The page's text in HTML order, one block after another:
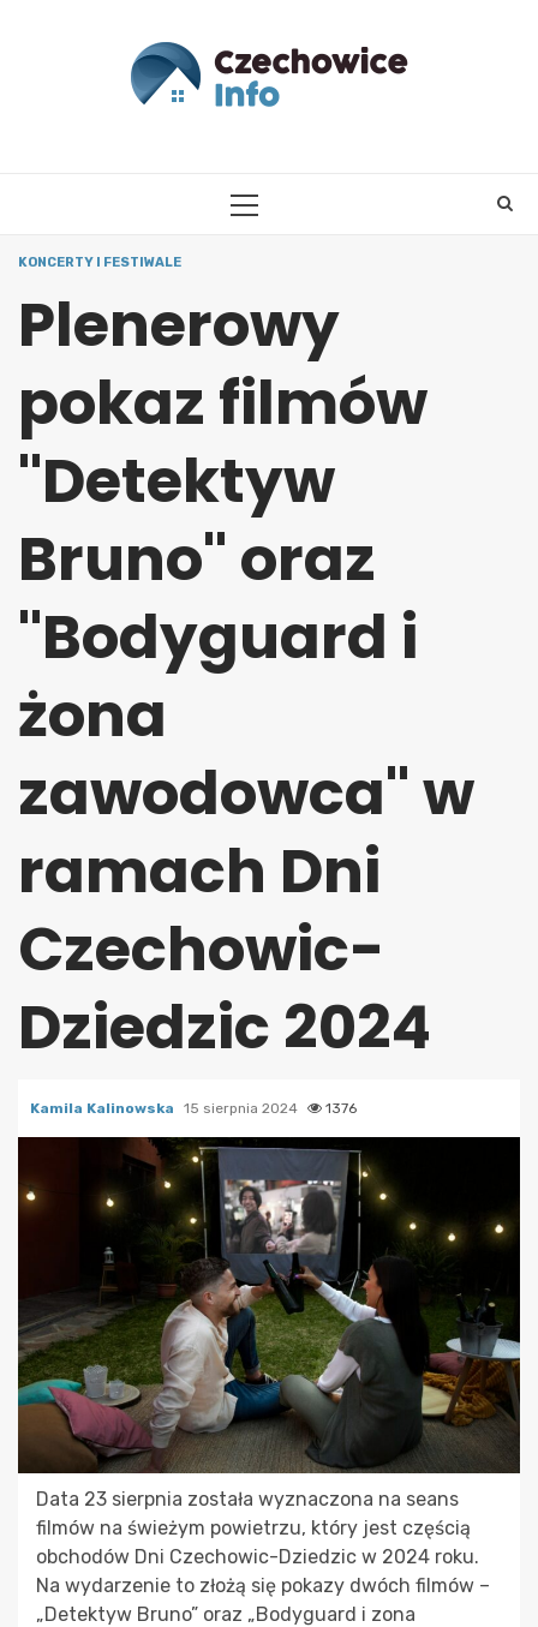
PRIMARY
KONCERTY I FESTIWALE
Plenerowy
pokaz filmów
"Detektyw
Bruno" oraz
"Bodyguard i
żona
zawodowca" w
ramach Dni
Czechowic-
Dziedzic 2024
Kamila Kalinowska 15 sierpnia 2024 1376
Data 23 sierpnia została wyznaczona na seans
filmów na świeżym powietrzu, który jest częścią
obchodów Dni Czechowic-Dziedzic w 2024 roku.
Na wydarzenie to złożą się pokazy dwóch filmów –
„Detektyw Bruno” oraz „Bodyguard i zona